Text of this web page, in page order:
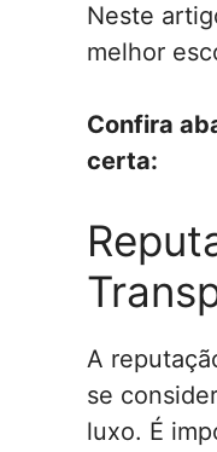
Neste
melhor
Confira
certa:
A
se
luxo. É